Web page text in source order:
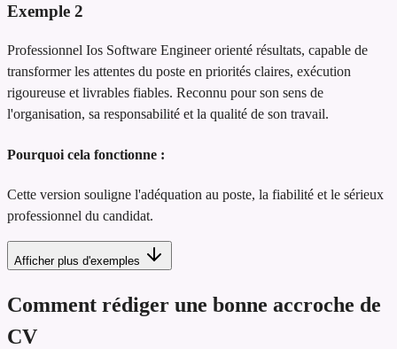
Exemple 2
Professionnel Ios Software Engineer orienté résultats, capable de
transformer les attentes du poste en priorités claires, exécution
rigoureuse et livrables fiables. Reconnu pour son sens de
l'organisation, sa responsabilité et la qualité de son travail.
Pourquoi cela fonctionne :
Cette version souligne l'adéquation au poste, la fiabilité et le sérieux
professionnel du candidat.
Afficher plus d'exemples
Comment rédiger une bonne accroche de
CV